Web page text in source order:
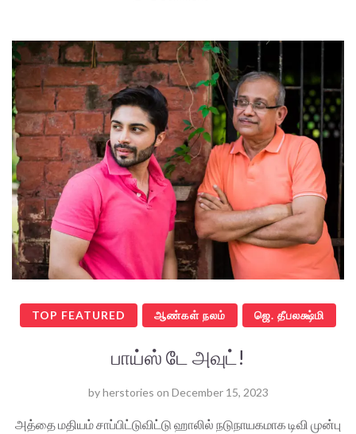
TOP FEATURED ஆண்கள் நலம் ஜெ. தீபலக்ஷ்மி
பாய்ஸ் டே அவுட்!
byherstories on December 15, 2023
அத்தை மதியம் சாப்பிட்டுவிட்டு ஹாலில் நடுநாயகமாக டிவி முன்பு